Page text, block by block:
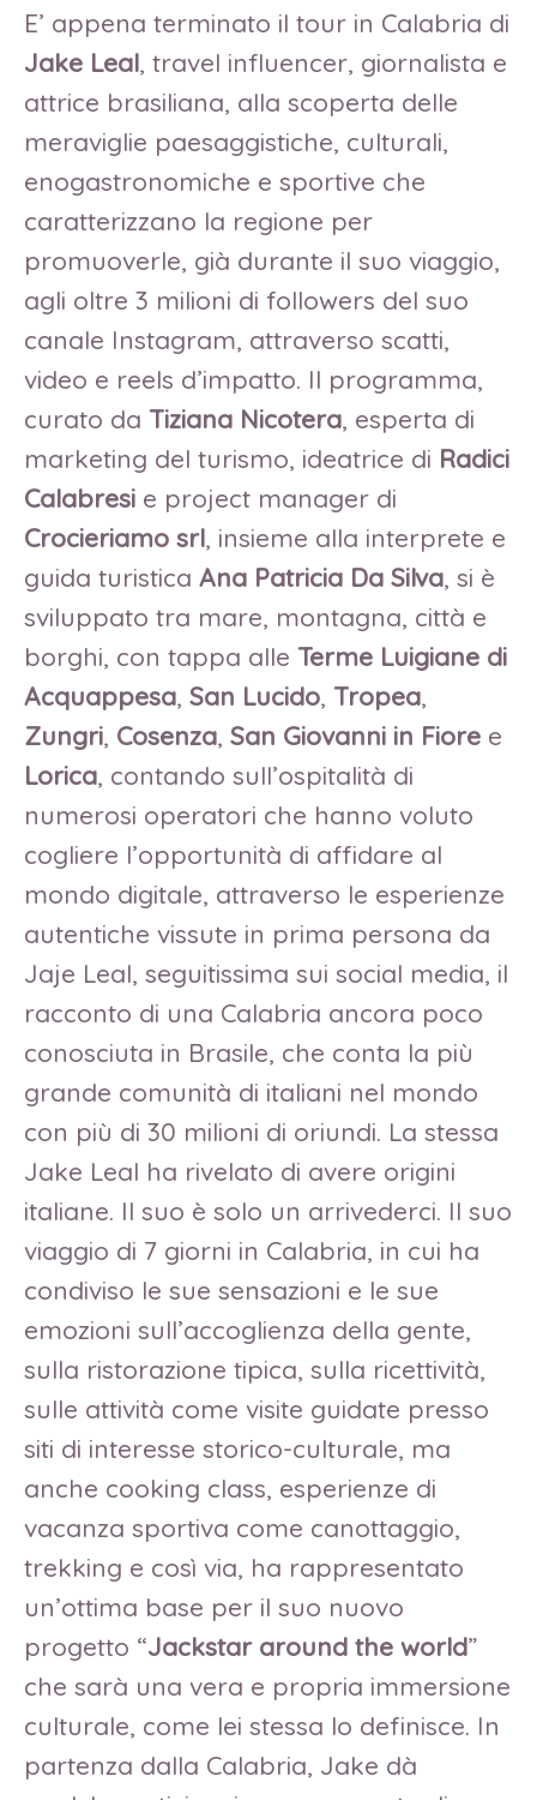
E’ appena terminato il tour in Calabria di
Jake Leal, travel influencer, giornalista e
attrice brasiliana, alla scoperta delle
meraviglie paesaggistiche, culturali,
enogastronomiche e sportive che
caratterizzano la regione per
promuoverle, già durante il suo viaggio,
agli oltre 3 milioni di followers del suo
canale Instagram, attraverso scatti,
video e reels d’impatto. Il programma,
curato da Tiziana Nicotera, esperta di
marketing del turismo, ideatrice di Radici
Calabresi e project manager di
Crocieriamo srl, insieme alla interprete e
guida turistica Ana Patricia Da Silva, si è
sviluppato tra mare, montagna, città e
borghi, con tappa alle Terme Luigiane di
Acquappesa, San Lucido, Tropea,
Zungri, Cosenza, San Giovanni in Fiore e
Lorica, contando sull’ospitalità di
numerosi operatori che hanno voluto
cogliere l’opportunità di affidare al
mondo digitale, attraverso le esperienze
autentiche vissute in prima persona da
Jaje Leal, seguitissima sui social media, il
racconto di una Calabria ancora poco
conosciuta in Brasile, che conta la più
grande comunità di italiani nel mondo
con più di 30 milioni di oriundi. La stessa
Jake Leal ha rivelato di avere origini
italiane. Il suo è solo un arrivederci. Il suo
viaggio di 7 giorni in Calabria, in cui ha
condiviso le sue sensazioni e le sue
emozioni sull’accoglienza della gente,
sulla ristorazione tipica, sulla ricettività,
sulle attività come visite guidate presso
siti di interesse storico-culturale, ma
anche cooking class, esperienze di
vacanza sportiva come canottaggio,
trekking e così via, ha rappresentato
un’ottima base per il suo nuovo
progetto “Jackstar around the world”
che sarà una vera e propria immersione
culturale, come lei stessa lo definisce. In
partenza dalla Calabria, Jake dà